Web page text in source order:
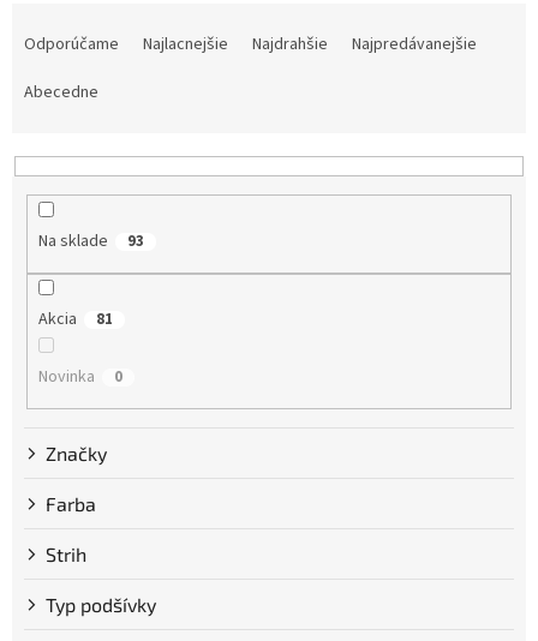
e
Odporúčame Najlacnejšie Najdrahšie
Najpredávanejšie
Abecedne
Na sklade 93
Akcia 81
Novinka 0
Značky
Farba
Strih
Typ podšívky